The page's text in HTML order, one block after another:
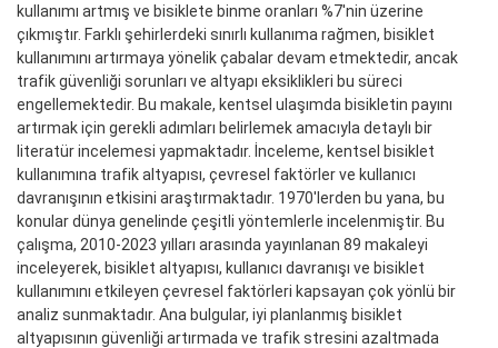
kullanımı artmış ve bisiklete binme oranları %7'nin üzerine
çıkmıştır. Farklı şehirlerdeki sınırlı kullanıma rağmen, bisiklet
kullanımını artırmaya yönelik çabalar devam etmektedir, ancak
trafik güvenliği sorunları ve altyapı eksiklikleri bu süreci
engellemektedir. Bu makale, kentsel ulaşımda bisikletin payını
artırmak için gerekli adımları belirlemek amacıyla detaylı bir
literatür incelemesi yapmaktadır. İnceleme, kentsel bisiklet
kullanımına trafik altyapısı, çevresel faktörler ve kullanıcı
davranışının etkisini araştırmaktadır. 1970'lerden bu yana, bu
konular dünya genelinde çeşitli yöntemlerle incelenmiştir. Bu
çalışma, 2010-2023 yılları arasında yayınlanan 89 makaleyi
inceleyerek, bisiklet altyapısı, kullanıcı davranışı ve bisiklet
kullanımını etkileyen çevresel faktörleri kapsayan çok yönlü bir
analiz sunmaktadır. Ana bulgular, iyi planlanmış bisiklet
altyapısının güvenliği artırmada ve trafik stresini azaltmada